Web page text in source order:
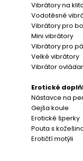
Vibrátory na
Vodotěsné
Vibrátory pro
Mini vibrátory
Vibrátory pro
Velké vibrátory
Vibrátor
Erotické
Nástavce na
Gejša koule
Erotické šperky
Pouta s
Erotičtí motýli